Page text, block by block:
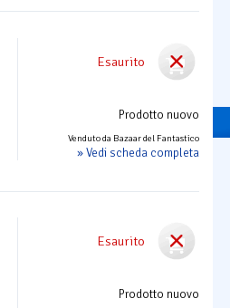
Esaurito
Prodotto nuovo
Venduto da Bazaar del Fantastico
» Vedi scheda completa
Esaurito
Prodotto nuovo